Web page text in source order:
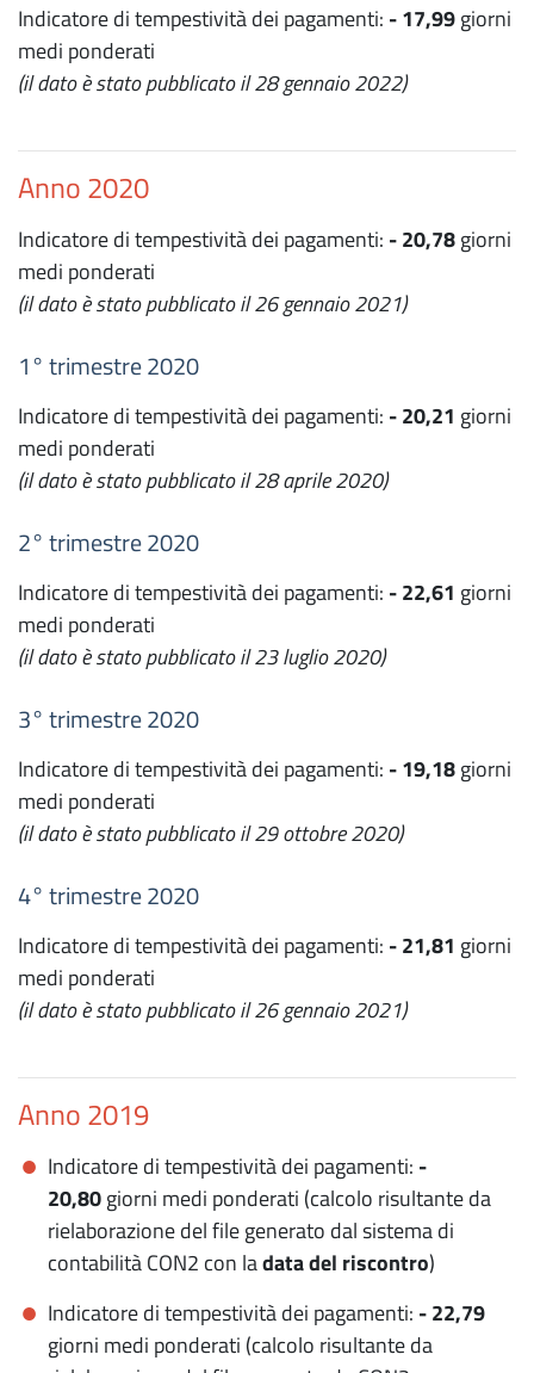
Indicatore di tempestività dei pagamenti: - 17,99giorni
medi ponderati
(il dato è stato pubblicato il 28 gennaio 2022)
Anno 2020
Indicatore di tempestività dei pagamenti: - 20,78giorni
medi ponderati
(il dato è stato pubblicato il 26 gennaio 2021)
1° trimestre 2020
Indicatore di tempestività dei pagamenti: - 20,21 giorni
medi ponderati
(il dato è stato pubblicato il 28 aprile 2020)
2° trimestre 2020
Indicatore di tempestività dei pagamenti: - 22,61 giorni
medi ponderati
(il dato è stato pubblicato il 23 luglio 2020)
3° trimestre 2020
Indicatore di tempestività dei pagamenti: - 19,18giorni
medi ponderati
(il dato è stato pubblicato il 29 ottobre 2020)
4° trimestre 2020
Indicatore di tempestività dei pagamenti: - 21,81 giorni
medi ponderati
(il dato è stato pubblicato il 26 gennaio 2021)
Anno 2019
Indicatore di tempestività dei pagamenti: -
20,80giorni medi ponderati (calcolo risultante da
rielaborazione del file generato dal sistema di
contabilità CON2 con ladata del riscontro)
Indicatore di tempestività dei pagamenti: - 22,79
giorni medi ponderati (calcolo risultante da